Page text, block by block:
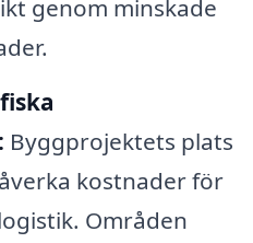
genom minskade
Byggprojektets plats
kostnader för
Områden